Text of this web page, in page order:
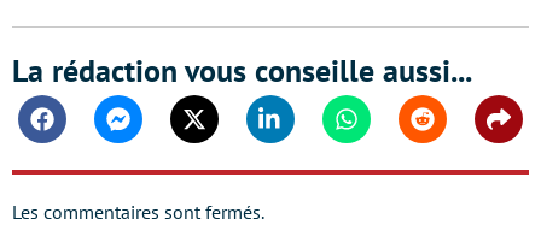
La rédaction vous conseille aussi...
FacebookMessengerTwitter Linkedin WhatsappReddit
Les commentaires sont fermés.